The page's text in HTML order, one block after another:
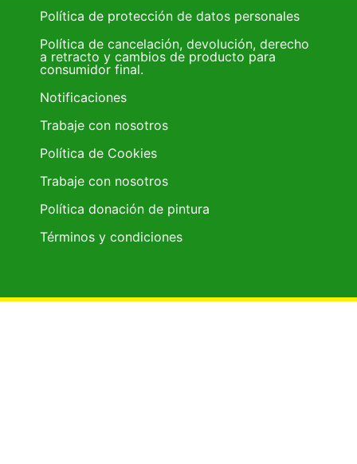
Política de protección de datos personales
Política de cancelación, devolución, derecho
a retracto y cambios de producto para
consumidor final.
Notificaciones
Trabaje con nosotros
Política de Cookies
Trabaje con nosotros
Política donación de pintura
Términos y condiciones